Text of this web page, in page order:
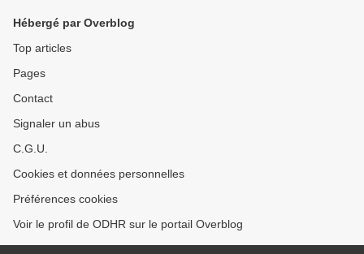
Hébergé par Overblog
Top articles
Pages
Contact
Signaler un abus
C.G.U.
Cookies et données personnelles
Préférences cookies
Voir le profil de ODHR sur le portail Overblog